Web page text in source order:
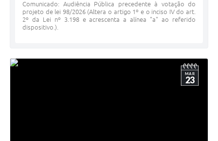
Comunicado: Audiência Pública precedente à votação do
projeto de lei 98/2026 (Altera o artigo 1º e o inciso IV do art.
2º da Lei nº 3.198 e acrescenta a alínea "a" ao referido
dispositivo.).
MAR
23